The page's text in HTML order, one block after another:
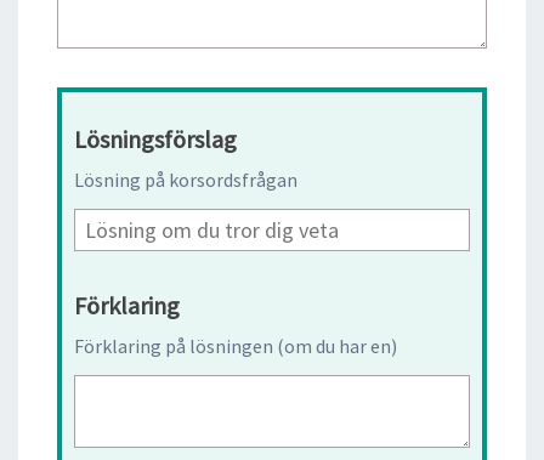
Lösningsförslag
Lösning på korsordsfrågan
Förklaring
Förklaring på lösningen (om du har en)